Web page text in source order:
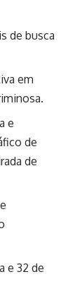
de busca
em
e
de
de
e 32 de